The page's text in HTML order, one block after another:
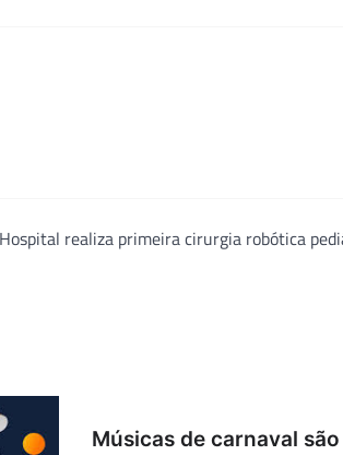
realiza primeira cirurgia robótica
Músicas de carnaval são